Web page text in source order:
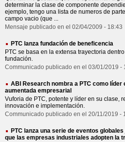
determinar la clase de componente
ejemplo, tengo una lista de numeros de
campo vacio (que ...
Mensaje publicado en el 02/04/2009 - 18:43
PTC lanza fundación de beneficencia
PTC se basa en la extensa trayectoria
fundación.
Communicado publicado en el 03/01/2019 -
ABI Research nombra a PTC como líder
aumentada empresarial
Vuforia de PTC, potente y líder en su clase,
innovación e implementación.
Communicado publicado en el 20/11/2019 -
PTC lanza una serie de eventos
que las empresas industriales adopten la